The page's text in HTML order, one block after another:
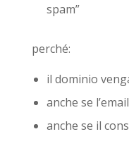
spam”
perché:
il dominio
anche se
anche se il